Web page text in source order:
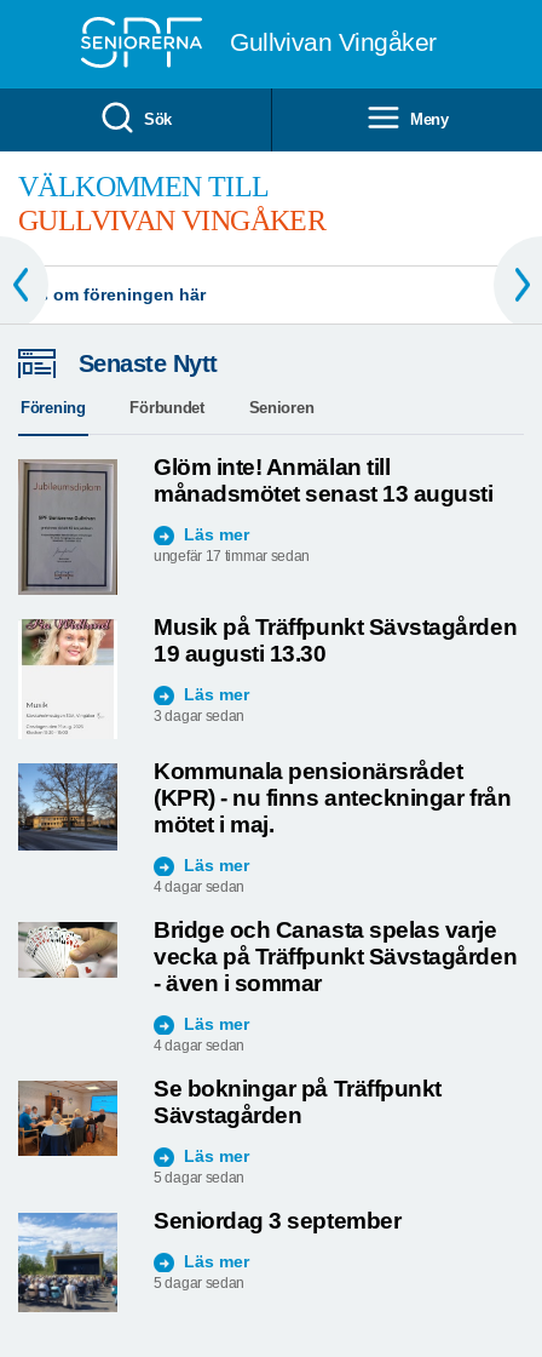
Gullvivan Vingåker
Sök Meny
VÄLKOMMEN TILL
GULLVIVAN VINGÅKER
Läs om föreningen här
Senaste Nytt
Förening Förbundet Senioren
Glöm inte! Anmälan till
månadsmötet senast 13 augusti
Läs mer
ungefär 17 timmar sedan
Musik på Träffpunkt Sävstagården
19 augusti 13.30
Läs mer
3 dagar sedan
Kommunala pensionärsrådet
(KPR) - nu finns anteckningar från
mötet i maj.
Läs mer
4 dagar sedan
Bridge och Canasta spelas varje
vecka på Träffpunkt Sävstagården
- även i sommar
Läs mer
4 dagar sedan
Se bokningar på Träffpunkt
Sävstagården
Läs mer
5 dagar sedan
Seniordag 3 september
Läs mer
5 dagar sedan